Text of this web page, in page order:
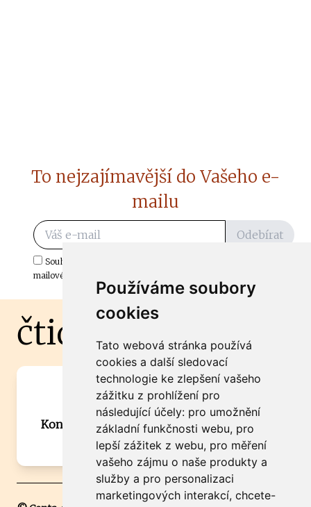
Používáme soubory
cookies
Tato webová stránka používá
cookies a další sledovací
technologie ke zlepšení vašeho
zážitku z prohlížení pro
následující účely: pro umožnění
základní funkčnosti webu, pro
lepší zážitek z webu, pro měření
vašeho zájmu o naše produkty a
služby a pro personalizaci
marketingových interakcí, chcete-
To nejzajímavější do Vašeho e-
mailu
Odebírat
Souhlasím s odběrem důležitých zpráv ze ČtiDoma.cz do mé e-
mailové schránky.
čtidoma.cz
Máte zajímavou informaci? Chcete
spolupracovat?
Kontaktujte šéfredaktora Martina Chalupu:
chalupa@ctidoma.cz